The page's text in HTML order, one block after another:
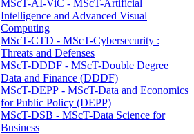
MScT-AI-ViC - MScT-Artificial
Intelligence and Advanced Visual
Computing
MScT-CTD - MScT-Cybersecurity :
Threats and Defenses
MScT-DDDF - MScT-Double Degree
Data and Finance (DDDF)
MScT-DEPP - MScT-Data and Economics
for Public Policy (DEPP)
MScT-DSB - MScT-Data Science for
Business